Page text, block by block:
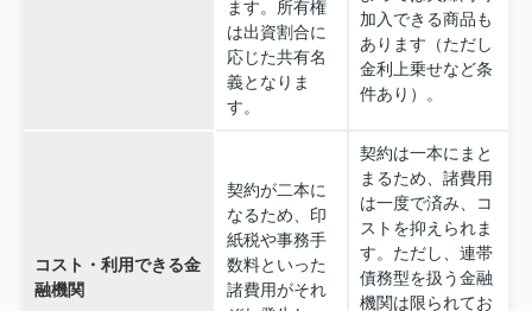
ます。所有権
は出資割合に
応じた共有名
義となりま
す。
加入できる商品も
あります（ただし
金利上乗せなど条
件あり）。
コスト・利用できる金
融機関
契約が二本に
なるため、印
紙税や事務手
数料といった
諸費用がそれ
契約は一本にまと
まるため、諸費用
は一度で済み、コ
ストを抑えられま
す。ただし、連帯
債務型を扱う金融
機関は限られてお